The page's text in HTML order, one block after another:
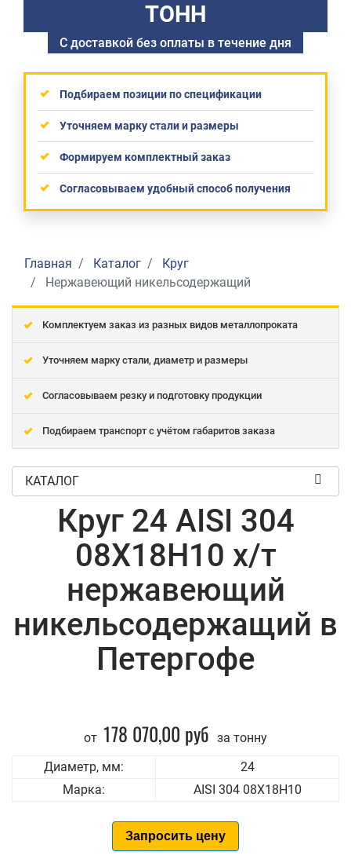
ТОНН
С доставкой без оплаты в течение дня
Подбираем позиции по спецификации
Уточняем марку стали и размеры
Формируем комплектный заказ
Согласовываем удобный способ получения
Главная Каталог
Круг
Нержавеющий никельсодержащий
Комплектуем заказ из разных видов металлопроката
Уточняем марку стали, диаметр и размеры
Согласовываем резку и подготовку продукции
Подбираем транспорт с учётом габаритов заказа
КАТАЛОГ
Круг 24 AISI 304
08Х18Н10 х/т
нержавеющий
никельсодержащий в
Петергофе
от 178 070,00 руб за тонну
Диаметр, мм:
24
Марка:
AISI 304 08Х18Н10
Запросить цену